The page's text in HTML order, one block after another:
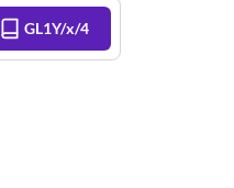
GL1Y/x/4